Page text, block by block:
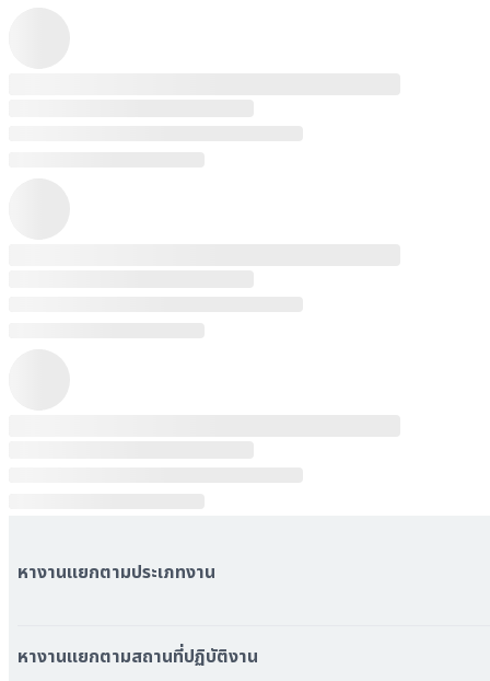
หางานแยกตามประเภทงาน
หมวดหมู่บริษัททั้งหมด
หางานแยกตามสถานที่ปฏิบัติงาน